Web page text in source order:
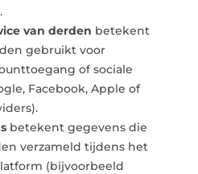
van derden betekent
gebruikt voor
of sociale
Facebook, Apple of
betekent gegevens die
verzameld tijdens het
(bijvoorbeeld